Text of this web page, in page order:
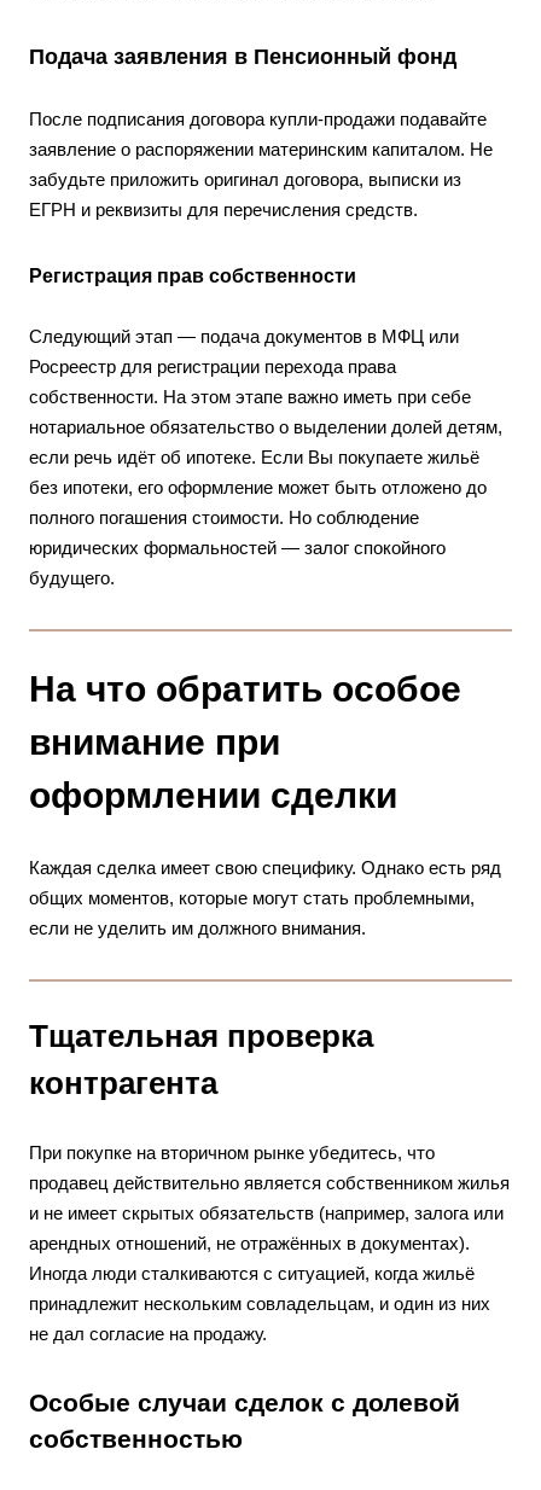
Подача заявления в Пенсионный фонд
После подписания договора купли-продажи подавайте
заявление о распоряжении материнским капиталом. Не
забудьте приложить оригинал договора, выписки из
ЕГРН и реквизиты для перечисления средств.
Регистрация прав собственности
Следующий этап — подача документов в МФЦ или
Росреестр для регистрации перехода права
собственности. На этом этапе важно иметь при себе
нотариальное обязательство о выделении долей детям,
если речь идёт об ипотеке. Если Вы покупаете жильё
без ипотеки, его оформление может быть отложено до
полного погашения стоимости. Но соблюдение
юридических формальностей — залог спокойного
будущего.
На что обратить особое
внимание при
оформлении сделки
Каждая сделка имеет свою специфику. Однако есть ряд
общих моментов, которые могут стать проблемными,
если не уделить им должного внимания.
Тщательная проверка
контрагента
При покупке на вторичном рынке убедитесь, что
продавец действительно является собственником жилья
и не имеет скрытых обязательств (например, залога или
арендных отношений, не отражённых в документах).
Иногда люди сталкиваются с ситуацией, когда жильё
принадлежит нескольким совладельцам, и один из них
не дал согласие на продажу.
Особые случаи сделок с долевой
собственностью